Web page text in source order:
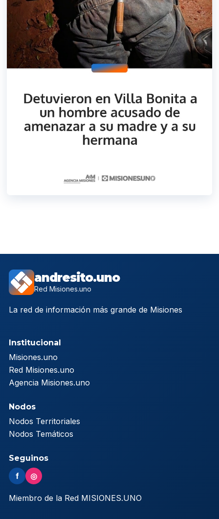
andresito.uno
Red Misiones.uno
La red de información más grande de Misiones
Institucional
Misiones.uno
Red Misiones.uno
Agencia Misiones.uno
Nodos
Nodos Territoriales
Nodos Temáticos
Seguinos
f ◎
Miembro de la Red MISIONES.UNO